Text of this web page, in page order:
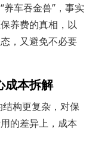
车吞金兽”，事实
养费的真相，以
，又避免不必要
成本拆解
构更复杂，对保
的差异上，成本